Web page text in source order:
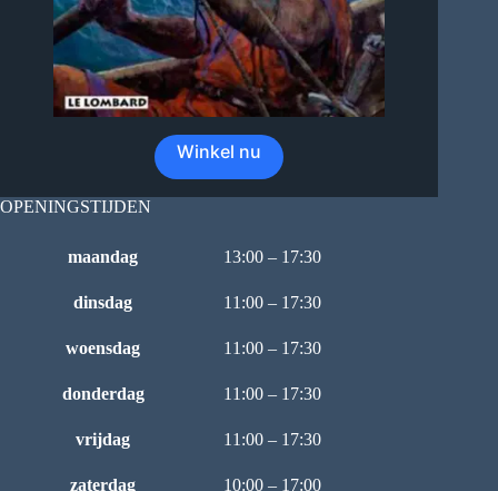
Winkel nu
OPENINGSTIJDEN
maandag 13:00 – 17:30
dinsdag 11:00 – 17:30
woensdag 11:00 – 17:30
donderdag 11:00 – 17:30
vrijdag 11:00 – 17:30
zaterdag 10:00 – 17:00